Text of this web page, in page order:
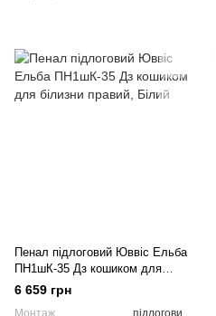
Пенал підлоговий Юввіс Ельба
ПН1шК-35 Дз кошиком для
білизни правий
6 659 грн
Монтаж
підлогови